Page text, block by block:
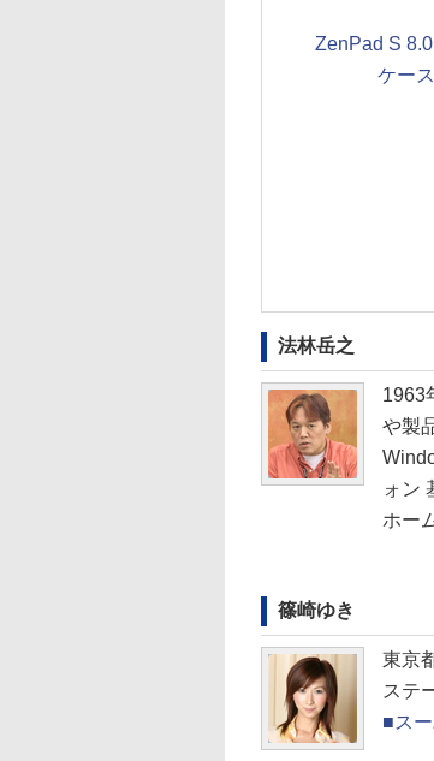
ZenPad S
ケース
法林岳之
1963
や製
ォン
ホー
篠崎ゆき
東京
ステ
■ス